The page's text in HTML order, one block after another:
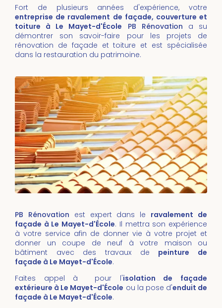
Fort de plusieurs années d'expérience, votre
entreprise de ravalement de façade, couverture et
toiture à Le Mayet-d'École
PB Rénovation a su
démontrer son savoir-faire pour les projets de
rénovation de façade et toiture et est spécialisée
dans la restauration du patrimoine.
PB Rénovation est expert dans le ravalement de
façade à Le Mayet-d'École. Il mettra son expérience
à votre service afin de donner vie à votre projet et
donner un coupe de neuf à votre maison ou
bâtiment avec des travaux de peinture de
façade à Le Mayet-d'École.
Faites appel à pour l'isolation de façade
extérieure à Le Mayet-d'École ou la pose d'enduit de
façade à Le Mayet-d'École.